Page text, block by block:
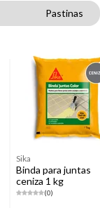
Pastinas
Sika
Binda para juntas
ceniza 1 kg
(0)